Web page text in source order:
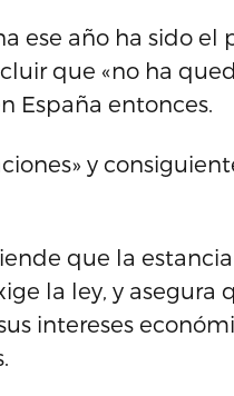
ese año ha sido el
que «no ha
España entonces.
y
que la
la ley, y
intereses